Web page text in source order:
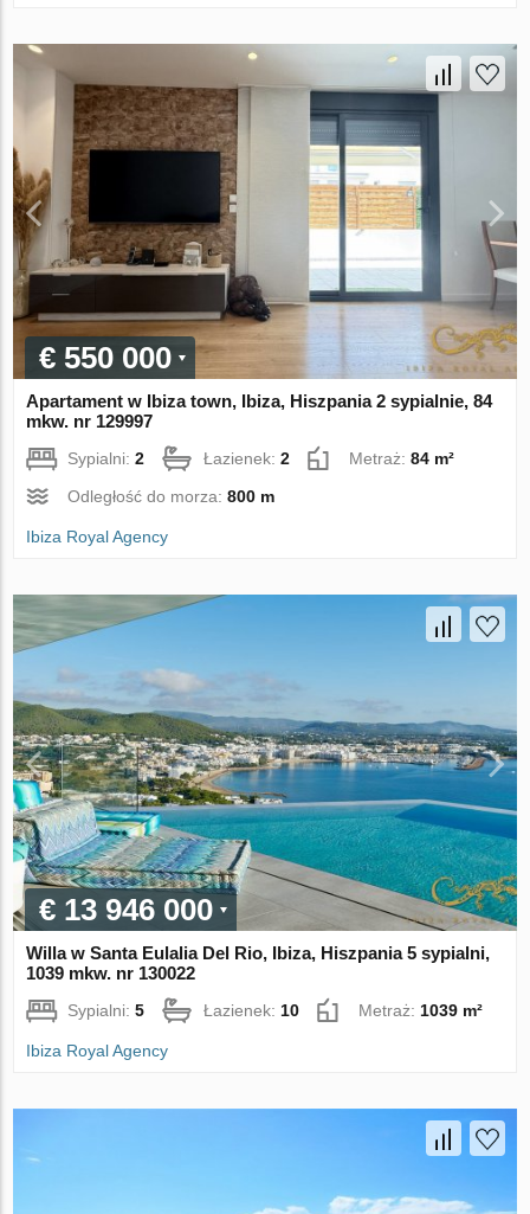
€ 550 000
Apartament w Ibiza town, Ibiza, Hiszpania 2 sypialnie, 84
mkw. nr 129997
Sypialni:2 Łazienek:2 Metraż:84 m²
Odległość do morza:800 m
Ibiza Royal Agency
€ 13 946 000
Willa w Santa Eulalia Del Rio, Ibiza, Hiszpania 5 sypialni,
1039 mkw. nr 130022
Sypialni:5 Łazienek: 10 Metraż: 1039 m²
Ibiza Royal Agency